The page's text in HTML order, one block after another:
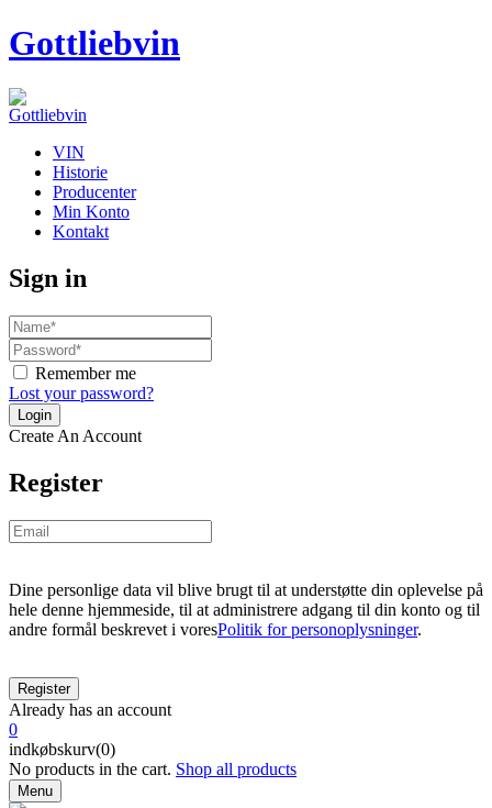
Gottliebvin
VIN
Historie
Producenter
Min Konto
Kontakt
Sign in
Remember me
Lost your password?
Create An Account
Register
Dine personlige data vil blive brugt til at understøtte din oplevelse på
hele denne hjemmeside, til at administrere adgang til din konto og til
andre formål beskrevet i voresPolitik for personoplysninger.
Already has an account
0
indkøbskurv(0)
No products in the cart. Shop all products
Menu